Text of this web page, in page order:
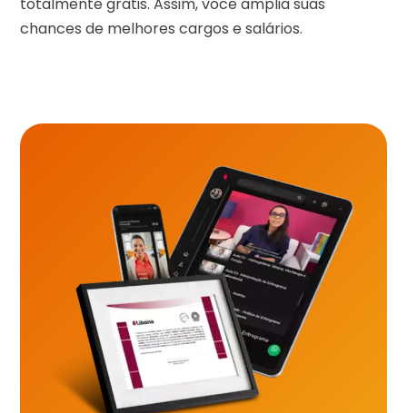
totalmente grátis. Assim, você amplia suas
chances de melhores cargos e salários.